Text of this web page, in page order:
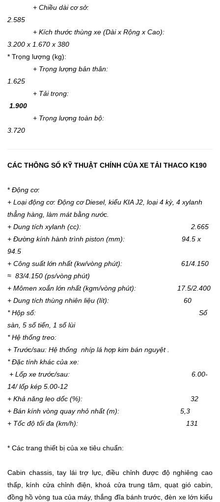
+ Chiều dài cơ sở:
2.585
+ Kích thước thùng xe (Dài x Rộng x Cao):
3.200 x 1.670 x 380
* Trọng lượng (kg):
+ Trọng lượng bản thân:
1.625
+ Tải trọng:
1.900
+ Trọng lượng toàn bộ:
3.720
CÁC THÔNG SỐ KỸ THUẬT CHÍNH CỦA XE TẢI THACO K190
* Động cơ:
+ Loại động cơ: Động cơ Diesel, kiểu KIA J2, loại 4 kỳ, 4 xylanh
thẳng hàng, làm mát bằng nước.
+ Dung tích xylanh (cc): 2.665
+ Đường kính hành trình piston (mm): 94.5 x
94.5
+ Công suất lớn nhất (kw/vòng phút): 61/4.150
≈ 83/4.150 (ps/vòng phút)
+ Mômen xoắn lớn nhất (kgm/vòng phút): 17.5/2.400
+ Dung tích thùng nhiên liệu (lít): 60
* Hộp số: Số
sàn, 5 số tiến, 1 số lùi
* Hệ thống treo:
+ Trước/sau: Hệ thống nhíp lá hợp kim bán nguyệt .
* Đặc tính khác của xe:
+ Lốp xe trước/sau: 6.00-
14/ lốp kép 5.00-12
+ Khả năng leo dốc (%): 32
+ Bán kính vòng quay nhỏ nhất (m): 5,3
+ Tốc độ tối đa (km/h): 131
* Các trang thiết bị của xe tiêu chuẩn:
Cabin chassis, tay lái trợ lực, điều chỉnh được độ nghiêng cao
thấp, kính cửa chỉnh điện, khoá cửa trung tâm, quạt gió cabin,
đồng hồ vòng tua của máy, thắng đĩa bánh trước, đèn xe lớn kiểu